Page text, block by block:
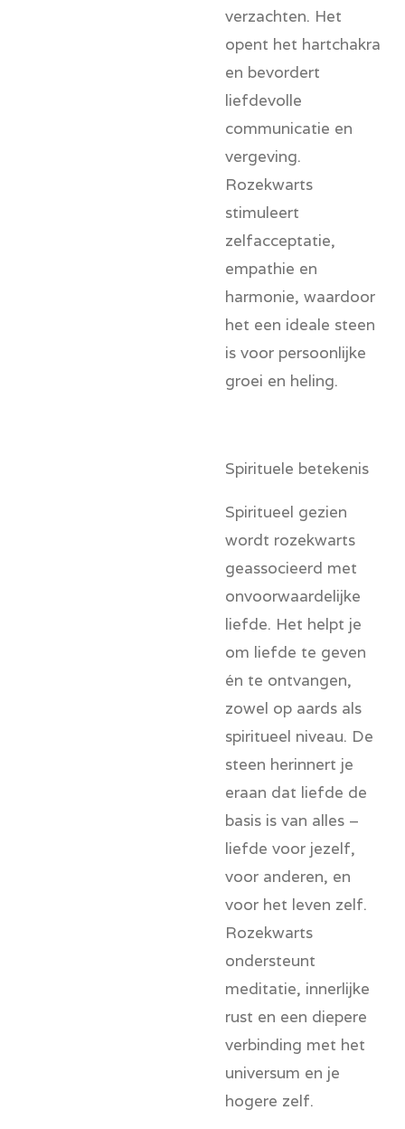
verzachten. Het
opent het hartchakra
en bevordert
liefdevolle
communicatie en
vergeving.
Rozekwarts
stimuleert
zelfacceptatie,
empathie en
harmonie, waardoor
het een ideale steen
is voor persoonlijke
groei en heling.
Spirituele betekenis
Spiritueel gezien
wordt rozekwarts
geassocieerd met
onvoorwaardelijke
liefde. Het helpt je
om liefde te geven
én te ontvangen,
zowel op aards als
spiritueel niveau. De
steen herinnert je
eraan dat liefde de
basis is van alles –
liefde voor jezelf,
voor anderen, en
voor het leven zelf.
Rozekwarts
ondersteunt
meditatie, innerlijke
rust en een diepere
verbinding met het
universum en je
hogere zelf.